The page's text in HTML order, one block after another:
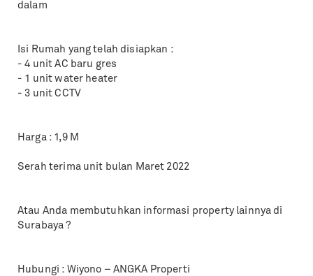
dalam
Isi Rumah yang telah disiapkan :
- 4 unit AC baru gres
- 1 unit water heater
- 3 unit CCTV
Harga : 1,9 M
Serah terima unit bulan Maret 2022
Atau Anda membutuhkan informasi property lainnya di
Surabaya ?
Hubungi : Wiyono – ANGKA Properti